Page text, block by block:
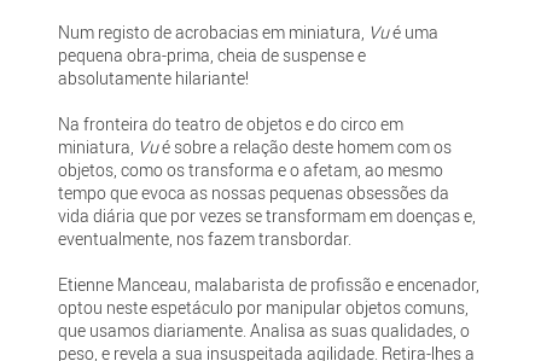
Num registo de acrobacias em miniatura, Vué uma
pequena obra-prima, cheia de suspense e
absolutamente hilariante!
Na fronteira do teatro de objetos e do circo em
miniatura, Vué sobre a relação deste homem com os
objetos, como os transforma e o afetam, ao mesmo
tempo que evoca as nossas pequenas obsessões da
vida diária que por vezes se transformam em doenças e,
eventualmente, nos fazem transbordar.
Etienne Manceau, malabarista de profissão e encenador,
optou neste espetáculo por manipular objetos comuns,
que usamos diariamente. Analisa as suas qualidades, o
peso, e revela a sua insuspeitada agilidade. Retira-lhes a